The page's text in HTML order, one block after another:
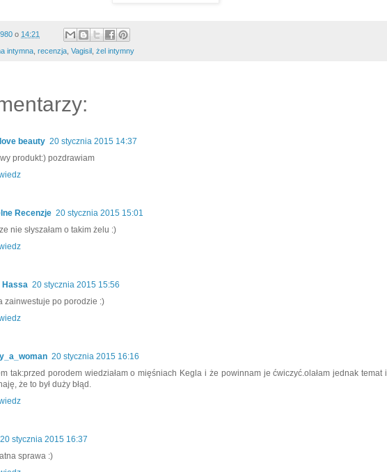
o 14:21
intymna, recenzja, Vagisil , żel intymny
beauty 20 stycznia 2015 14:37
produkt:) pozdrawiam
Recenzje 20 stycznia 2015 15:01
nie słyszałam o takim żelu :)
Hassa 20 stycznia 2015 15:56
zainwestuje po porodzie :)
20 stycznia 2015 16:16
tak:przed porodem wiedziałam o mięśniach Kegla i że powinnam je ćwiczyć.olałam jednak temat i
że to był duży błąd.
20 stycznia 2015 16:37
sprawa :)